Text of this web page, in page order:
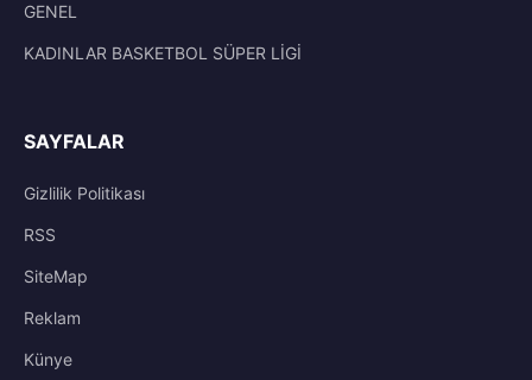
GENEL
KADINLAR BASKETBOL SÜPER LİGİ
SAYFALAR
Gizlilik Politikası
RSS
SiteMap
Reklam
Künye